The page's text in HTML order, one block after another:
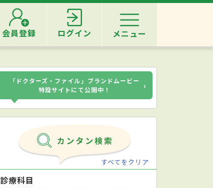
会員登録 ログイン メニュー
「ドクターズ・ファイル」ブランドムービー
特設サイトにて公開中！
›
すべてをクリア
診療科目